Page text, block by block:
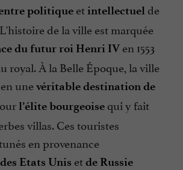
politique etintellectuel de
de la ville est marquée
du futur roi Henri IV en 1553
royal. À la Belle Époque, la ville
unevéritable destination de
l’élite bourgeoisequi y fait
villas. Ces touristes
en provenance
des Etats Unis etde Russie